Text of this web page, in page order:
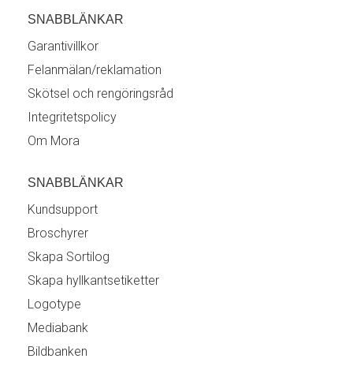
SNABBLÄNKAR
Garantivillkor
Felanmälan/reklamation
Skötsel och rengöringsråd
Integritetspolicy
Om Mora
SNABBLÄNKAR
Kundsupport
Broschyrer
Skapa Sortilog
Skapa hyllkantsetiketter
Logotype
Mediabank
Bildbanken